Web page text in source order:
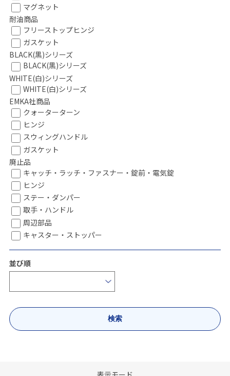
マグネット
耐油商品
フリーストップヒンジ
ガスケット
BLACK(黒)シリーズ
BLACK(黒)シリーズ
WHITE(白)シリーズ
WHITE(白)シリーズ
EMKA社商品
クォーターターン
ヒンジ
スウィングハンドル
ガスケット
廃止品
キャッチ・ラッチ・ファスナー・錠前・電気錠
ヒンジ
ステー・ダンパー
取手・ハンドル
周辺部品
キャスター・ストッパー
並び順